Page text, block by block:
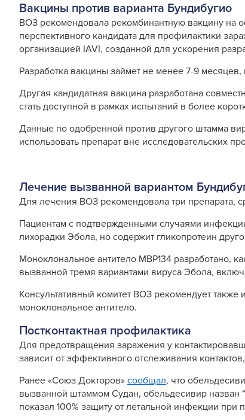
Вакцины против варианта Бундибугио
ВОЗ рекомендовала рекомбинантную вакцину на
перспективного кандидата для профилактики
организацией IAVI, созданной для ускорения
Разработка вакцины займет не менее 7-9
Другая кандидатная вакцина разработана
стать доступной в рамках испытаний в более
Данные по одобренной против другого штамма
использовать препарат вне исследовательских
Лечение вызванной вариантом
Для лечения ВОЗ рекомендовала три препарата,
Пациентам с подтвержденными случаями
лихорадки Эбола, но содержит гликопротеин
Моноклональное антитело MBP134 разработано,
вызванной тремя вариантами вируса Эбола,
Консультативный комитет ВОЗ рекомендует
моноклональное антитело.
Постконтактная профилактика
Для предотвращения заражения у
зависит от эффективного отслеживания
Ранее «Союз Докторов» сообщал, что
вызванной штаммом Судан, обельдесивир назван
показал 100% защиту от летальной инфекции при